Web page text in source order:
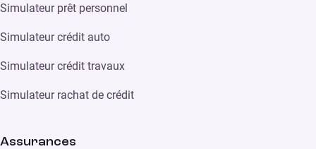
Simulateur prêt personnel
Simulateur crédit auto
Simulateur crédit travaux
Simulateur rachat de crédit
Assurances